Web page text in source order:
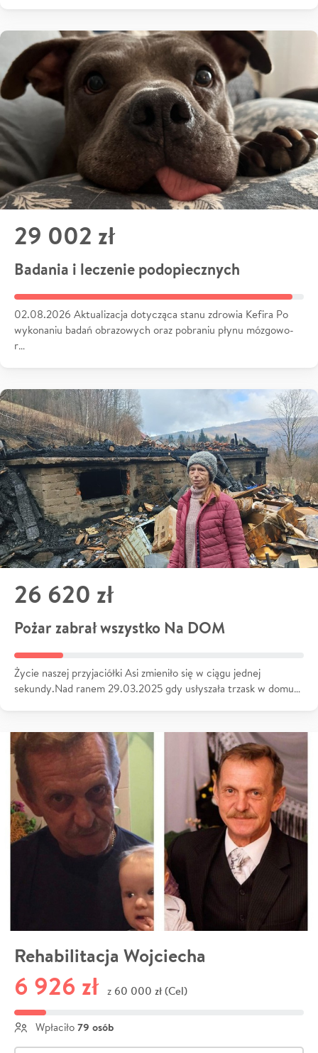
29 002 zł
Badania i leczenie podopiecznych
02.08.2026 Aktualizacja dotycząca stanu zdrowia Kefira Po
wykonaniu badań obrazowych oraz pobraniu płynu mózgowo-
r…
26 620 zł
Pożar zabrał wszystko Na DOM
Życie naszej przyjaciółki Asi zmieniło się w ciągu jednej
sekundy.Nad ranem 29.03.2025 gdy usłyszała trzask w domu…
Rehabilitacja Wojciecha
6 926 zł z 60 000 zł (Cel)
Wpłaciło 79 osób